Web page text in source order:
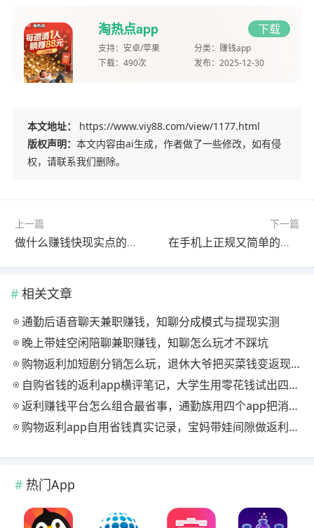
淘热点app 下载
支持： 安卓/苹果 分类： 赚钱app
下载： 490次 发布： 2025-12-30
本文地址：
https://www.viy88.com/view/1177.html
版权声明： 本文内容由ai生成，作者做了一些修改，如有侵
权，请联系我们删除。
上一篇
做什么赚钱快现实点的？2026最靠谱赚钱快的项目分享
下一篇
在手机上正规又简单的赚钱方法，用这两个app看广告轻松赚钱
相关文章
通勤后语音聊天兼职赚钱，知聊分成模式与提现实测
晚上带娃空闲陪聊兼职赚钱，知聊怎么玩才不踩坑
购物返利加短剧分销怎么玩，退休大爷把买菜钱变返现的慢节奏法
自购省钱的返利app横评笔记，大学生用零花钱试出四款能提现的
返利赚钱平台怎么组合最省事，通勤族用四个app把消费变现金流
购物返利app自用省钱真实记录，宝妈带娃间隙做返利赚钱的日常
热门App